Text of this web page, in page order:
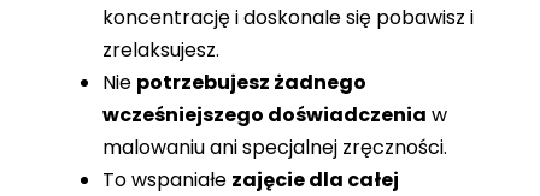
koncentrację i doskonale się pobawisz i
zrelaksujesz.
Nie potrzebujesz żadnego
wcześniejszego doświadczenia w
malowaniu ani specjalnej zręczności.
To wspaniałe zajęcie dla całej